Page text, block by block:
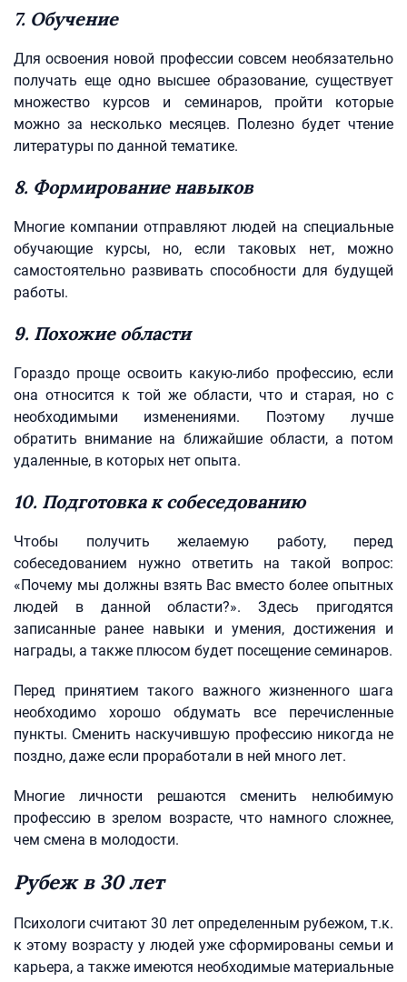
7. Обучение
Для освоения новой профессии совсем необязательно
получать еще одно высшее образование, существует
множество курсов и семинаров, пройти которые
можно за несколько месяцев. Полезно будет чтение
литературы по данной тематике.
8. Формирование навыков
Многие компании отправляют людей на специальные
обучающие курсы, но, если таковых нет, можно
самостоятельно развивать способности для будущей
работы.
9. Похожие области
Гораздо проще освоить какую-либо профессию, если
она относится к той же области, что и старая, но с
необходимыми изменениями. Поэтому лучше
обратить внимание на ближайшие области, а потом
удаленные, в которых нет опыта.
10. Подготовка к собеседованию
Чтобы получить желаемую работу, перед
собеседованием нужно ответить на такой вопрос:
«Почему мы должны взять Вас вместо более опытных
людей в данной области?». Здесь пригодятся
записанные ранее навыки и умения, достижения и
награды, а также плюсом будет посещение семинаров.
Перед принятием такого важного жизненного шага
необходимо хорошо обдумать все перечисленные
пункты. Сменить наскучившую профессию никогда не
поздно, даже если проработали в ней много лет.
Многие личности решаются сменить нелюбимую
профессию в зрелом возрасте, что намного сложнее,
чем смена в молодости.
Рубеж в 30 лет
Психологи считают 30 лет определенным рубежом, т.к.
к этому возрасту у людей уже сформированы семьи и
карьера, а также имеются необходимые материальные